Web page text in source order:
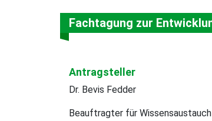
Das Kuratorium
Die Stifter
Härle-
Fachtagung zur
Antragsteller
Dr. Bevis Fedder
Beauftragter für Wissensaustauch